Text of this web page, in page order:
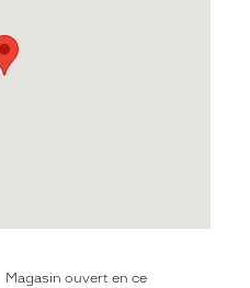
Magasin ouvert en ce